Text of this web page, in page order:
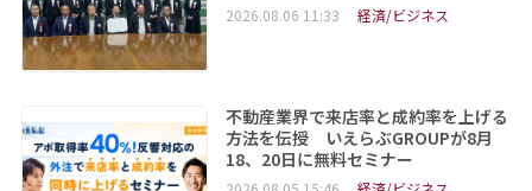
2026.08.06 11:33 経済/ビジネス
不動産業界で来店率と成約率を上げる
方法を伝授 いえらぶGROUPが8月
18、20日に無料セミナー